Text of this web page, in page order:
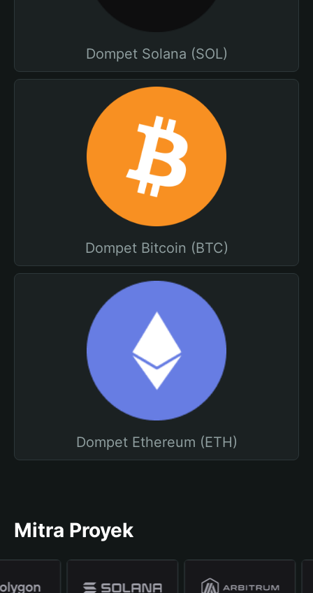
Dompet Solana (SOL)
Dompet Bitcoin (BTC)
Dompet Ethereum (ETH)
Mitra Proyek